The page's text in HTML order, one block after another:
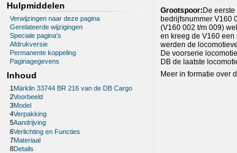
Hulpmiddelen
Verwijzingen naar deze pagina
Gerelateerde wijzigingen
Speciale pagina's
Afdrukversie
Permanente koppeling
Paginagegevens
Inhoud
1 Märklin 33744 BR 216 van de DB Cargo
2Voorbeeld
3Model
4Verpakking
5Aandrijving
6Verlichting en Functies
7Materiaal
8Details
Grootspoor:De
bedrijfsnummer V160
(V160 002 t/m 009)
en kreeg de V160
werden de
De voorserie
DB de laatste
Meer in formatie over